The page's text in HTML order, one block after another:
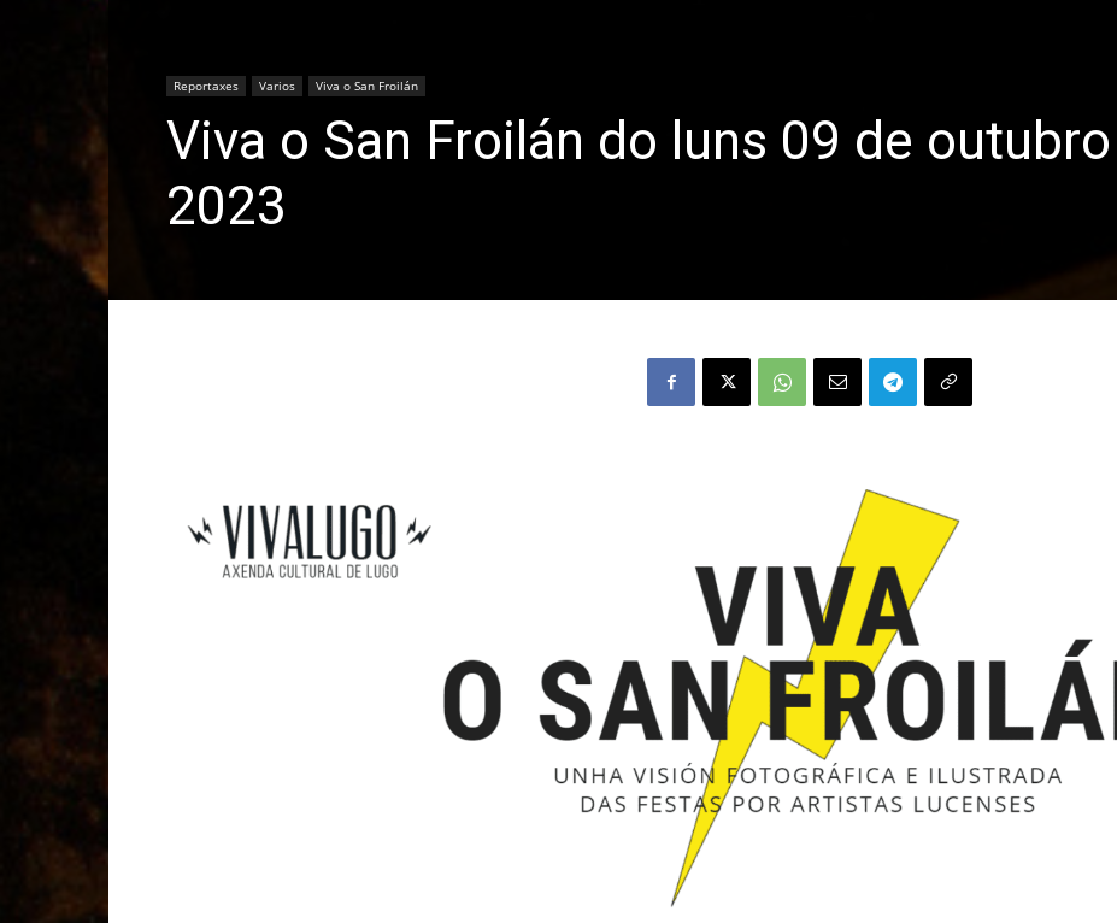
Reportaxes Varios Viva o San Froilán
Viva o San Froilán do luns 09 de
2023